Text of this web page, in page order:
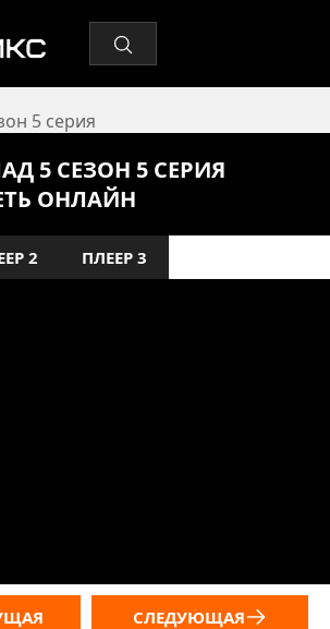
5 серия
5 СЕЗОН 5 СЕРИЯ
ОНЛАЙН
2 ПЛЕЕР 3
СЛЕДУЮЩАЯ